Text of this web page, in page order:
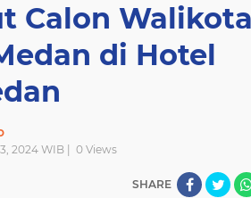
Calon Walikota
di Hotel
2024 WIB | 0 Views
SHARE